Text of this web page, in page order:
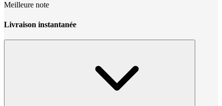
Meilleure note
Livraison instantanée